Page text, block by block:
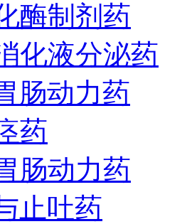
酶制剂药
化液分泌药
肠动力药
药
肠动力药
止吐药